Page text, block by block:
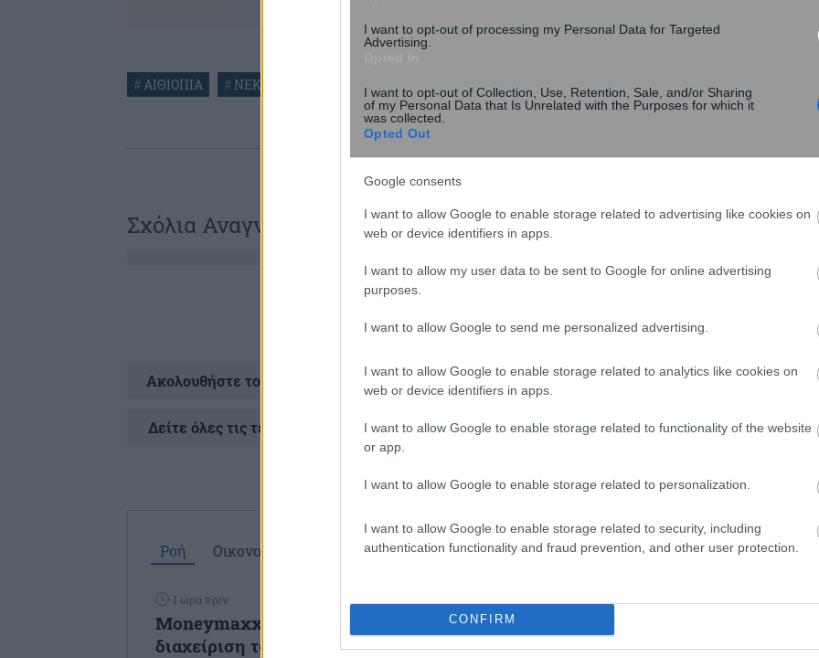
I want to opt-out of processing my Personal Data for Targeted
Advertising.
I want to opt-out of Collection, Use, Retention, Sale, and/or Sharing
of my Personal Data that Is Unrelated with the Purposes for which it
was collected.
Opted Out
Google consents
I want to allow Google to enable storage related to advertising like cookies on
web or device identifiers in apps.
I want to allow my user data to be sent to Google for online advertising
purposes.
I want to allow Google to send me personalized advertising.
I want to allow Google to enable storage related to analytics like cookies on
web or device identifiers in apps.
I want to allow Google to enable storage related to functionality of the website
or app.
I want to allow Google to enable storage related to personalization.
I want to allow Google to enable storage related to security, including
authentication functionality and fraud prevention, and other user protection.
CONFIRM
# ΑΙΘΙΟΠΙΑ #ΝΕΚΡΟΙ
Σχόλια Αναγνωστών
Ακολουθήστε το στοGoogle News και μάθετε πρώτοι όλες τις ειδήσεις
Δείτε όλες τις τελευταίες Ειδήσειςαπό την Ελλάδα και τον Κόσμο στο
Ροή Οικονομία Επιχειρήσεις Επικαιρότητα
1 ώρα πριν
Moneymaxxing: Η νέα τάση της Gen Z στα social media για τη
διαχείριση των οικονομικών